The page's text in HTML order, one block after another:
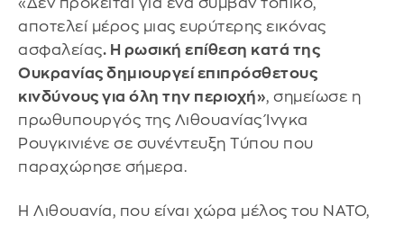
αποτελεί μέρος μιας ευρύτερης εικόνας
ασφαλείας. Η ρωσική επίθεση κατά της
Ουκρανίας δημιουργεί επιπρόσθετους
κινδύνους για όλη την περιοχή», σημείωσε η
πρωθυπουργός της Λιθουανίας Ίνγκα
Ρουγκινιένε σε συνέντευξη Τύπου που
παραχώρησε σήμερα.
Η Λιθουανία, που είναι χώρα μέλος του NATO,